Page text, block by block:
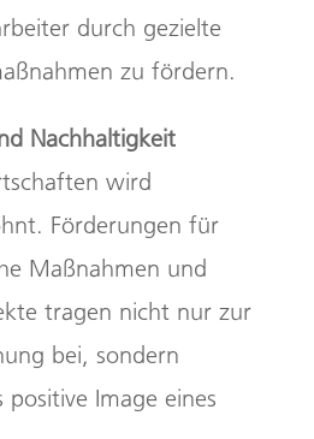
durch gezielte
zu fördern.
Nachhaltigkeit
wird
Förderungen für
Maßnahmen und
tragen nicht nur zur
bei, sondern
Image eines